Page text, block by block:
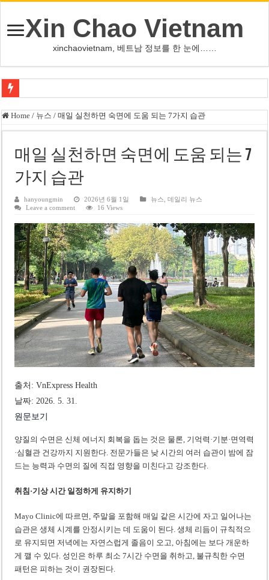
Xin Chao Vietnam
xinchaovietnam, 베트남 정보를 한 눈에……
오덕 목사, 32년 베트남 삶 담은 첫 디카시집 ‘한 컷의 서정’ 출간
베트남 화학·플라스틱 기업 납세 상위 10곳 공개…절반은 국영기업
MWG 대표 “올해 이익 목표 9조2천억동, 2~3개월 조기 달성 자신”
FIFA 인판티노 회장, 유럽 축구계·북미 정치권 불신임 압박 직면
호찌민시, 올해 국경절 연휴 5일 연속 휴무 확정… 8월 29일~9월 2일
우크라이나 전황 1,623일: 키이우, 탄도미사일 요격 실패…드론, 모스크바 집
호찌민 Đá Đỏ 수로 정비 사업, 2026년 말 완공 목표
미 국방부, 육군 참모총장 임명 난항
조세심판원, 배우 유연석 30억 세금 불복 청구 기각
Home / 뉴스 / 매일 실천하면 숙면에 도움 되는 7가지 습관
매일 실천하면 숙면에 도움 되는 7
가지 습관
hanyoungmin 2026년 6월 1일 뉴스 ,데일리 뉴스
Leave a comment
16 Views
출처: VnExpress Health
날짜: 2026. 5. 31.
원문보기
양질의 수면은 신체 에너지 회복을 돕는 것은 물론, 기억력·기분·면역력
·심혈관 건강까지 지원한다. 전문가들은 낮 시간의 여러 습관이 밤에 잠
드는 능력과 수면의 질에 직접 영향을 미친다고 강조한다.
취침·기상 시간 일정하게 유지하기
Mayo Clinic에 따르면, 주말을 포함해 매일 같은 시간에 자고 일어나는
습관은 생체 시계를 안정시키는 데 도움이 된다. 생체 리듬이 규칙적으
로 유지되면 저녁에는 자연스럽게 졸음이 오고, 아침에는 보다 개운하
게 깰 수 있다. 성인은 하루 최소 7시간 수면을 취하고, 불규칙한 수면
패턴은 피하는 것이 권장된다.